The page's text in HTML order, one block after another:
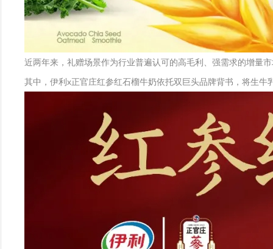
近两年来，礼赠场景作为行业普遍认可的高毛利、强需求的增量
其中，伊利x正官庄红参红石榴牛奶依托双巨头品牌背书，将生牛